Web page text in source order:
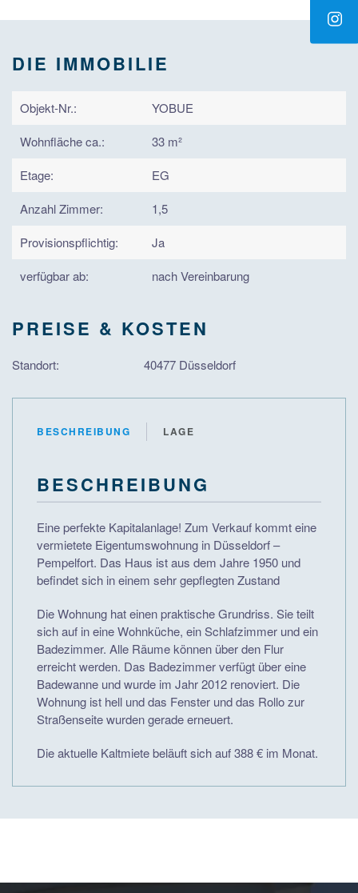
DIE IMMOBILIE
Objekt-Nr.:
YOBUE
Wohnfläche ca.:
33 m²
Etage:
EG
Anzahl Zimmer:
1,5
Provisionspflichtig:
Ja
verfügbar ab:
nach Vereinbarung
PREISE & KOSTEN
Standort: 40477 Düsseldorf
BESCHREIBUNG LAGE
BESCHREIBUNG
Eine perfekte Kapitalanlage! Zum Verkauf kommt eine
vermietete Eigentumswohnung in Düsseldorf –
Pempelfort. Das Haus ist aus dem Jahre 1950 und
befindet sich in einem sehr gepflegten Zustand
Die Wohnung hat einen praktische Grundriss. Sie teilt
sich auf in eine Wohnküche, ein Schlafzimmer und ein
Badezimmer. Alle Räume können über den Flur
erreicht werden. Das Badezimmer verfügt über eine
Badewanne und wurde im Jahr 2012 renoviert. Die
Wohnung ist hell und das Fenster und das Rollo zur
Straßenseite wurden gerade erneuert.
Die aktuelle Kaltmiete beläuft sich auf 388 € im Monat.